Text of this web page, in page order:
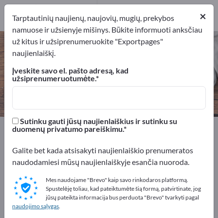
Vakarėlių palapinės – raskite
gamintojus ir tiekėjus
Eksportuotojai Gamintojai
1
Gamintojai
Exportpages Namai ir sodas
Vakarėlių reikmenys
Reklamuokitės nemokamai
Exportpages!
Poreikiai – Pasiūlymai – Naudotos prekės – Verslo
kontaktai >> pradėkite čia
×
Tarptautinių naujienų, naujovių, mugių, prekybos
namuose ir užsienyje mišinys. Būkite informuoti anksčiau
už kitus ir užsiprenumeruokite "Exportpages"
naujienlaiškį.
Įveskite savo el. pašto adresą, kad
užsiprenumeruotumėte.
Sutinku gauti jūsų naujienlaiškius ir sutinku su
duomenų privatumo pareiškimu.
Galite bet kada atsisakyti naujienlaiškio prenumeratos
naudodamiesi mūsų naujienlaiškyje esančia nuoroda.
Mes naudojame "Brevo" kaip savo rinkodaros platformą.
Spustelėję toliau, kad pateiktumėte šią formą, patvirtinate, jog
jūsų pateikta informacija bus perduota "Brevo" tvarkyti pagal
naudojimo sąlygas.